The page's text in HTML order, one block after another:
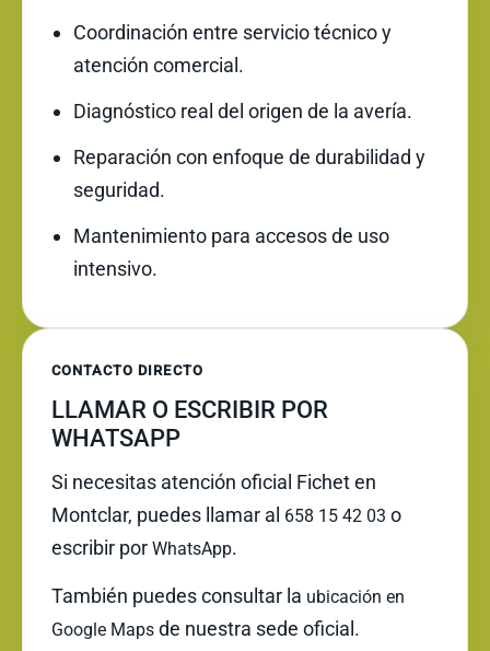
Coordinación entre servicio técnico y
atención comercial.
Diagnóstico real del origen de la avería.
Reparación con enfoque de durabilidad y
seguridad.
Mantenimiento para accesos de uso
intensivo.
CONTACTO DIRECTO
LLAMAR O ESCRIBIR POR
WHATSAPP
Si necesitas atención oficial Fichet en
Montclar, puedes llamar al 658 15 42 03 o
escribir por WhatsApp.
También puedes consultar la ubicación en
Google Maps de nuestra sede oficial.